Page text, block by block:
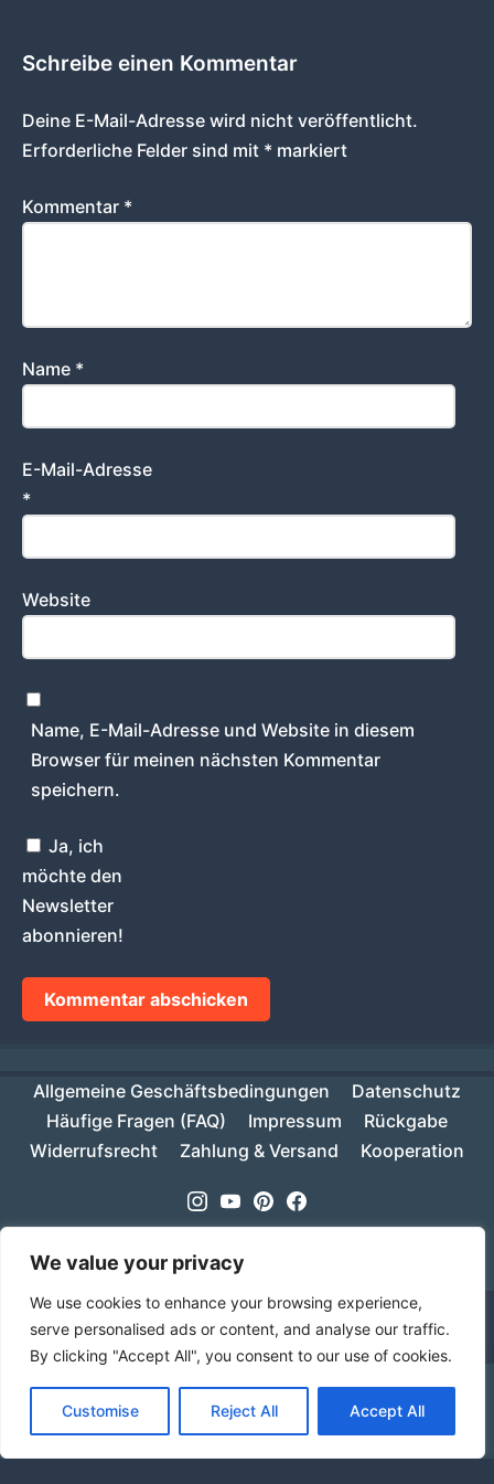
We value your privacy
We use cookies to enhance your browsing experience,
serve personalised ads or content, and analyse our traffic.
By clicking "Accept All", you consent to our use of cookies.
Customise Reject All Accept All
Ab einem Warenwert von 70€ ist deine Bestellung
innerhalb Deutschlands versandkostenfrei!Verwerfen
Schreibe einen Kommentar
Deine E-Mail-Adresse wird nicht veröffentlicht.
Erforderliche Felder sind mit * markiert
Kommentar *
Name *
E-Mail-Adresse
*
Website
Name, E-Mail-Adresse und Website in diesem
Browser für meinen nächsten Kommentar
speichern.
Ja, ich
möchte den
Newsletter
abonnieren!
Allgemeine Geschäftsbedingungen
Datenschutz
Häufige Fragen (FAQ)
Impressum
Rückgabe
Widerrufsrecht
Zahlung & Versand Kooperation
Instagram
YoutubePinterestFacebook
Sprache